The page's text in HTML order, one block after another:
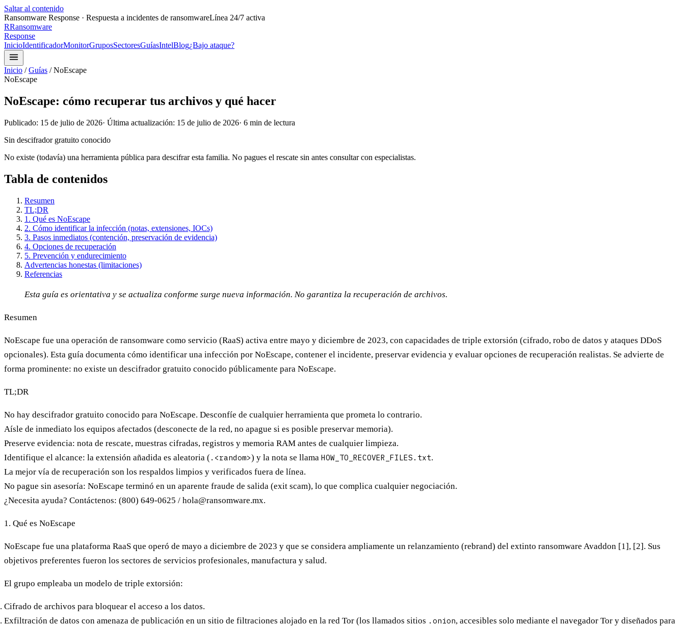
Saltar al contenido
Ransomware Response · Respuesta a incidentes de ransomwareLínea 24/7 activa
RRansomware
Response
InicioIdentificadorMonitorGruposSectoresGuíasIntelBlog¿Bajo ataque?
Inicio / Guías /NoEscape
NoEscape
NoEscape: cómo recuperar tus archivos y qué hacer
Publicado: 15 de julio de 2026· Última actualización: 15 de julio de 2026· 6 min de lectura
Sin descifrador gratuito conocido
No existe (todavía) una herramienta pública para descifrar esta familia. No pagues el rescate sin antes consultar con especialistas.
Tabla de contenidos
Resumen
TL;DR
1. Qué es NoEscape
2. Cómo identificar la infección (notas, extensiones, IOCs)
3. Pasos inmediatos (contención, preservación de evidencia)
4. Opciones de recuperación
5. Prevención y endurecimiento
Advertencias honestas (limitaciones)
Referencias
Esta guía es orientativa y se actualiza conforme surge nueva información. No garantiza la recuperación de archivos.
Resumen
NoEscape fue una operación de ransomware como servicio (RaaS) activa entre mayo y diciembre de 2023, con capacidades de triple extorsión (cifrado, robo de datos y ataques DDoS
opcionales). Esta guía documenta cómo identificar una infección por NoEscape, contener el incidente, preservar evidencia y evaluar opciones de recuperación realistas. Se advierte de
forma prominente: no existe un descifrador gratuito conocido públicamente para NoEscape.
TL;DR
No hay descifrador gratuito conocido para NoEscape. Desconfíe de cualquier herramienta que prometa lo contrario.
Aísle de inmediato los equipos afectados (desconecte de la red, no apague si es posible preservar memoria).
Preserve evidencia: nota de rescate, muestras cifradas, registros y memoria RAM antes de cualquier limpieza.
Identifique el alcance: la extensión añadida es aleatoria ( .<random>) y la nota se llama HOW_TO_RECOVER_FILES.txt.
La mejor vía de recuperación son los respaldos limpios y verificados fuera de línea.
No pague sin asesoría: NoEscape terminó en un aparente fraude de salida (exit scam), lo que complica cualquier negociación.
¿Necesita ayuda? Contáctenos: (800) 649-0625 / hola@ransomware.mx.
1. Qué es NoEscape
NoEscape fue una plataforma RaaS que operó de mayo a diciembre de 2023 y que se considera ampliamente un relanzamiento (rebrand) del extinto ransomware Avaddon [1], [2]. Sus
objetivos preferentes fueron los sectores de servicios profesionales, manufactura y salud.
El grupo empleaba un modelo de triple extorsión:
Cifrado de archivos para bloquear el acceso a los datos.
Exfiltración de datos con amenaza de publicación en un sitio de filtraciones alojado en la red Tor (los llamados sitios .onion, accesibles solo mediante el navegador Tor y diseñados para